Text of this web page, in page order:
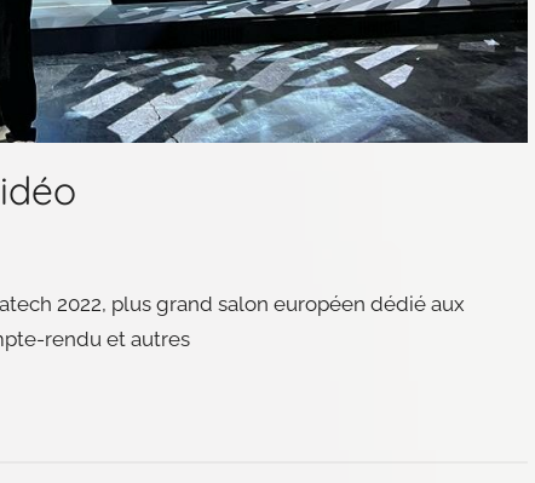
2022, plus grand salon européen dédié aux
rendu et autres